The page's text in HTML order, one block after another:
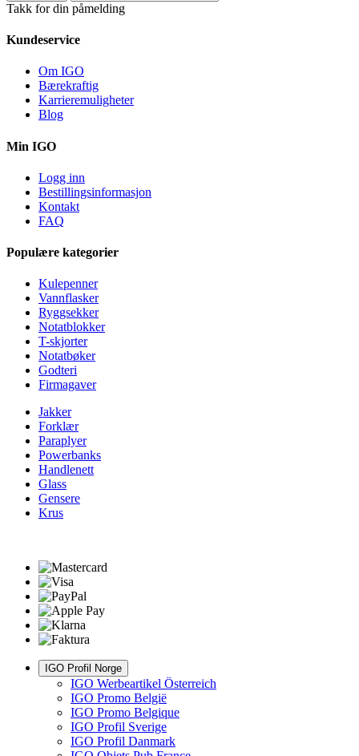
Takk for din påmelding
Kundeservice
Om IGO
Bærekraftig
Karrieremuligheter
Blog
Min IGO
Logg inn
Bestillingsinformasjon
Kontakt
FAQ
Populære kategorier
Kulepenner
Vannflasker
Ryggsekker
Notatblokker
T-skjorter
Notatbøker
Godteri
Firmagaver
Jakker
Forklær
Paraplyer
Powerbanks
Handlenett
Glass
Gensere
Krus
IGO Profil Norge
IGO Werbeartikel Österreich
IGO Promo België
IGO Promo Belgique
IGO Profil Sverige
IGO Profil Danmark